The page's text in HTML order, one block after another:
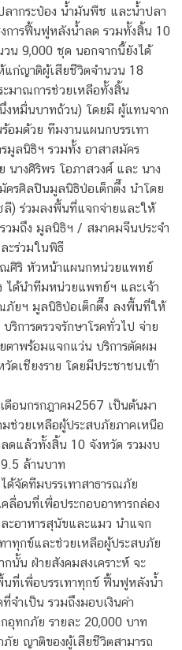
ลากระป๋อง น้ำมันพืช และน้ำปลา
การฟื้นฟูหลังน้ำลด รวมทั้งสิ้น 10
วน 9,000 ชุด นอกจากนี้ยังได้
แก่ญาติผู้เสียชีวิตจำนวน 18
มาณการช่วยเหลือทั้งสิ้น
หมื่นบาทถ้วน) โดยมี ผู้แทนจาก
อมด้วย ทีมงานแผนกบรรเทา
มูลนิธิฯ รวมทั้ง อาสาสมัคร
างศิริพร โอภาสวงศ์ และ นาง
ครศิลปินมูลนิธิป่อเต็กตึ๊ง นำโดย
) ร่วมลงพื้นที่แจกจ่ายและให้
มถึง มูลนิธิฯ / สมาคมจีนประจำ
ะร่วมในพิธี
ณศิริ หัวหน้าแผนกหน่วยแพทย์
ได้นำทีมหน่วยแพทย์ฯ และเจ้า
ภัยฯ มูลนิธิป่อเต็กตึ๊ง ลงพื้นที่ให้
ริการตรวจรักษาโรคทั่วไป จ่าย
ตาพร้อมแจกแว่น บริการตัดผม
เชียงราย โดยมีประชาชนเข้า
อนกรกฎาคม2567 เป็นต้นมา
ช่วยเหลือผู้ประสบภัยภาคเหนือ
ดแล้วทั้งสิ้น 10 จังหวัด รวมงบ
ล้านบาท
ด้จัดทีมบรรเทาสาธารณภัย
ลื่อนที่เพื่อประกอบอาหารกล่อง
อาหารสุนัขและแมว นำแจก
าทุกข์และช่วยเหลือผู้ประสบภัย
นั้น ฝ่ายสังคมสงเคราะห์ จะ
นที่เพื่อบรรเทาทุกข์ ฟื้นฟูหลังน้ำ
จำเป็น รวมถึงมอบเงินค่า
ทกภัย รายละ 20,000 บาท
ย ญาติของผู้เสียชีวิตสามารถ